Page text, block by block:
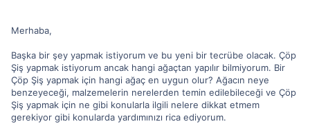
Merhaba,
Başka bir şey yapmak istiyorum ve bu yeni bir tecrübe olacak. Çöp
Şiş yapmak istiyorum ancak hangi ağaçtan yapılır bilmiyorum. Bir
Çöp Şiş yapmak için hangi ağaç en uygun olur? Ağacın neye
benzeyeceği, malzemelerin nerelerden temin edilebileceği ve Çöp
Şiş yapmak için ne gibi konularla ilgili nelere dikkat etmem
gerekiyor gibi konularda yardımınızı rica ediyorum.